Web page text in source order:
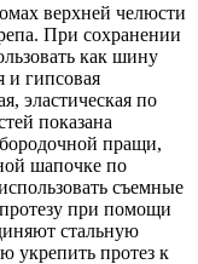
верхней челюсти
При сохранении
как шину
и гипсовая
эластическая по
показана
пращи,
шапочке по
съемные
при помощи
стальную
укрепить протез к